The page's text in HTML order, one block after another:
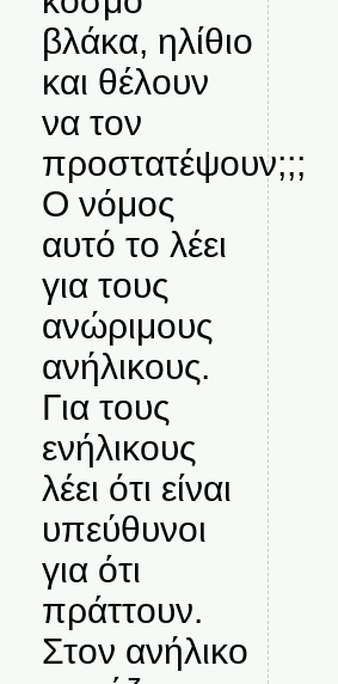
βλάκα, ηλίθιο
και θέλουν
να τον
προστατέψουν;;;
Ο νόμος
αυτό το λέει
για τους
ανώριμους
ανήλικους.
Για τους
ενήλικους
λέει ότι είναι
υπεύθυνοι
για ότι
πράττουν.
Στον ανήλικο